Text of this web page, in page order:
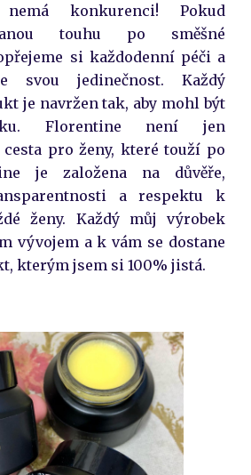
konkurenci! Pokud
touhu po směšné
si každodenní péči a
svou jedinečnost. Každý
je navržen tak, aby mohl být
Florentine není jen
pro ženy, které touží po
je založena na důvěře,
a respektu k
ženy. Každý můj výrobek
vývojem a k vám se dostane
kterým jsem si 100% jistá.